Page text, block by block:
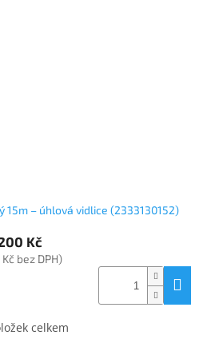
– úhlová vidlice (2333130152)
Kč
bez DPH)
O celkem